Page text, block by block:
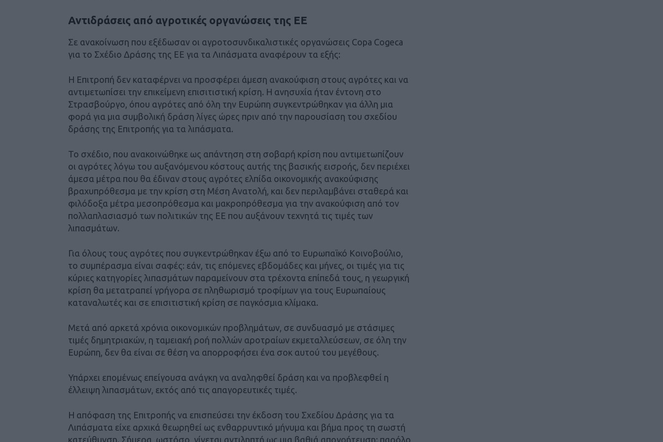
Αντιδράσεις από αγροτικές οργανώσεις της ΕΕ
Σε ανακοίνωση που εξέδωσαν οι αγροτοσυνδικαλιστικές οργανώσεις Copa Cogeca
για το Σχέδιο Δράσης της ΕΕ για τα Λιπάσματα αναφέρουν τα εξής:
Η Επιτροπή δεν καταφέρνει να προσφέρει άμεση ανακούφιση στους αγρότες και να
αντιμετωπίσει την επικείμενη επισιτιστική κρίση. Η ανησυχία ήταν έντονη στο
Στρασβούργο, όπου αγρότες από όλη την Ευρώπη συγκεντρώθηκαν για άλλη μια
φορά για μια συμβολική δράση λίγες ώρες πριν από την παρουσίαση του σχεδίου
δράσης της Επιτροπής για τα λιπάσματα.
Το σχέδιο, που ανακοινώθηκε ως απάντηση στη σοβαρή κρίση που αντιμετωπίζουν
οι αγρότες λόγω του αυξανόμενου κόστους αυτής της βασικής εισροής, δεν περιέχει
άμεσα μέτρα που θα έδιναν στους αγρότες ελπίδα οικονομικής ανακούφισης
βραχυπρόθεσμα με την κρίση στη Μέση Ανατολή, και δεν περιλαμβάνει σταθερά και
φιλόδοξα μέτρα μεσοπρόθεσμα και μακροπρόθεσμα για την ανακούφιση από τον
πολλαπλασιασμό των πολιτικών της ΕΕ που αυξάνουν τεχνητά τις τιμές των
λιπασμάτων.
Για όλους τους αγρότες που συγκεντρώθηκαν έξω από το Ευρωπαϊκό Κοινοβούλιο,
το συμπέρασμα είναι σαφές: εάν, τις επόμενες εβδομάδες και μήνες, οι τιμές για τις
κύριες κατηγορίες λιπασμάτων παραμείνουν στα τρέχοντα επίπεδά τους, η γεωργική
κρίση θα μετατραπεί γρήγορα σε πληθωρισμό τροφίμων για τους Ευρωπαίους
καταναλωτές και σε επισιτιστική κρίση σε παγκόσμια κλίμακα.
Μετά από αρκετά χρόνια οικονομικών προβλημάτων, σε συνδυασμό με στάσιμες
τιμές δημητριακών, η ταμειακή ροή πολλών αροτραίων εκμεταλλεύσεων, σε όλη την
Ευρώπη, δεν θα είναι σε θέση να απορροφήσει ένα σοκ αυτού του μεγέθους.
Υπάρχει επομένως επείγουσα ανάγκη να αναληφθεί δράση και να προβλεφθεί η
έλλειψη λιπασμάτων, εκτός από τις απαγορευτικές τιμές.
Η απόφαση της Επιτροπής να επισπεύσει την έκδοση του Σχεδίου Δράσης για τα
Λιπάσματα είχε αρχικά θεωρηθεί ως ενθαρρυντικό μήνυμα και βήμα προς τη σωστή
κατεύθυνση. Σήμερα, ωστόσο, γίνεται αντιληπτή ως μια βαθιά απογοήτευση: παρόλο